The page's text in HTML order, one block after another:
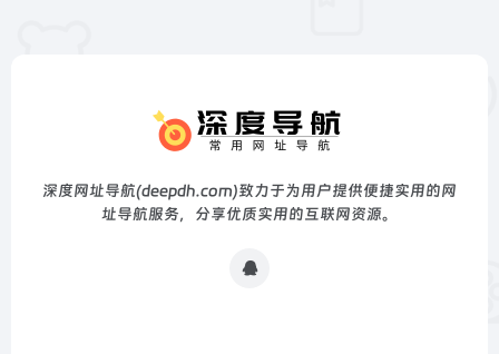
深度网址导航(deepdh.com)致力于为用户提供便捷实用的网
址导航服务，分享优质实用的互联网资源。